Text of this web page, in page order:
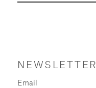
NEWSLETTER
Email